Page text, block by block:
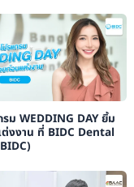
รม WEDDING DAY ยิ้ม
งงาน ที่ BIDC Dental